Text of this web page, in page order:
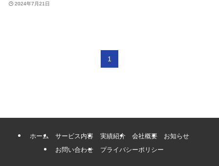
2024年7月21日
1
ホーム サービス内容 実績紹介 会社概要
お知らせ
お問い合わせ
プライバシーポリシー